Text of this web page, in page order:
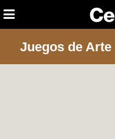
Juegos de Arte